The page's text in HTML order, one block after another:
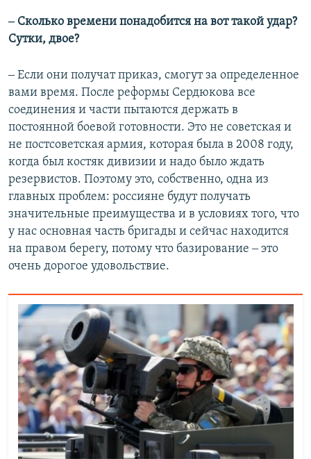
‒ Сколько времени понадобится на вот такой удар?
Сутки, двое?
‒ Если они получат приказ, смогут за определенное
вами время. После реформы Сердюкова все
соединения и части пытаются держать в
постоянной боевой готовности. Это не советская и
не постсоветская армия, которая была в 2008 году,
когда был костяк дивизии и надо было ждать
резервистов. Поэтому это, собственно, одна из
главных проблем: россияне будут получать
значительные преимущества и в условиях того, что
у нас основная часть бригады и сейчас находится
на правом берегу, потому что базирование ‒ это
очень дорогое удовольствие.